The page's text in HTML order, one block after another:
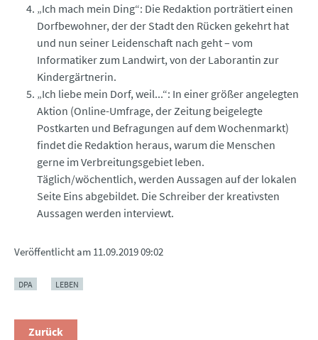
„Ich mach mein Ding“: Die Redaktion porträtiert einen
Dorfbewohner, der der Stadt den Rücken gekehrt hat
und nun seiner Leidenschaft nach geht – vom
Informatiker zum Landwirt, von der Laborantin zur
Kindergärtnerin.
„Ich liebe mein Dorf, weil...“: In einer größer angelegten
Aktion (Online-Umfrage, der Zeitung beigelegte
Postkarten und Befragungen auf dem Wochenmarkt)
findet die Redaktion heraus, warum die Menschen
gerne im Verbreitungsgebiet leben.
Täglich/wöchentlich, werden Aussagen auf der lokalen
Seite Eins abgebildet. Die Schreiber der kreativsten
Aussagen werden interviewt.
Veröffentlicht am 11.09.2019 09:02
DPA LEBEN
Zurück